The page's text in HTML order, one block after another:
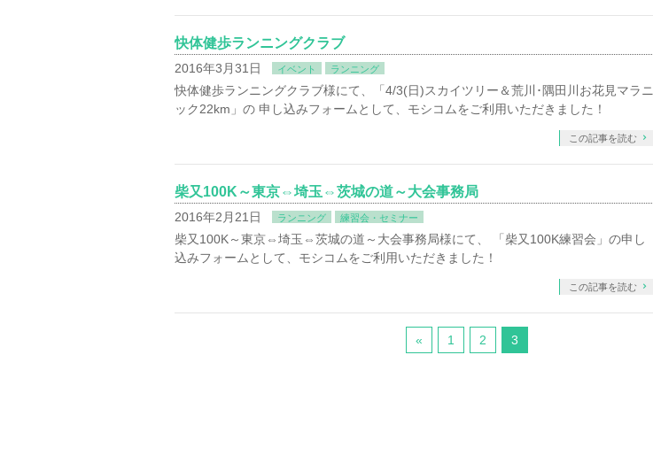
快体健歩ランニングクラブ
2016年3月31日 イベント ランニング
快体健歩ランニングクラブ様にて、「4/3(日)スカイツリー＆荒川･隅田川お花見マラニ
ック22km」の 申し込みフォームとして、モシコムをご利用いただきました！
この記事を読む
柴又100K～東京⇔埼玉⇔茨城の道～大会事務局
2016年2月21日 ランニング 練習会・セミナー
柴又100K～東京⇔埼玉⇔茨城の道～大会事務局様にて、 「柴又100K練習会」の申し
込みフォームとして、モシコムをご利用いただきました！
この記事を読む
« 1 2 3